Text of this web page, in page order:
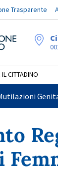
Trasparente
CITTADINO
per